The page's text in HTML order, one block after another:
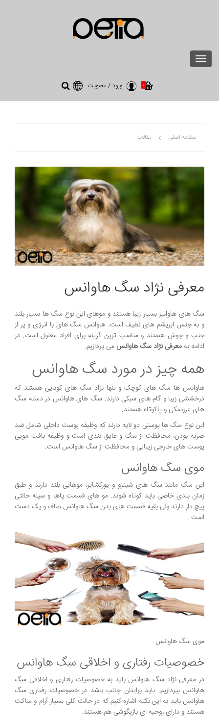
Toggle
navigation
0 ورود / عضویت
صفحه اصلی مقالات
معرفی نژاد سگ هاوانس
سگ های هاوانیز بسیار زیبا هستند و موهای این نوع سگ ها بسیار بلند
و به جنس ابریشم های لطیف است. هاوانس سگ های با انرژی و پر از
جنب و جوش هستند و مناسب ترین گزینه برای افراد معلول است. در
ادامه به معرفی نژاد سگ هاوانسمی پردازیم.
همه چیز در مورد سگ هاوانس
هاوانس ها سگ های کوچک و تنها نژاد سگ های کوبایی هستند که
درخششی زیبا و گام های سبکی دارند. سگ های هاوانس در دسته سگ
های عروسکی و پاکوتاه هستند.
این نوع سگ ها پوستی دو لایه دارند که وظیفه پوست داخلی شامل ضد
ضربه بودن، محافظت از سگ و عایق بندی است و وظیفه بافت مویی
پوست های خارجی زیبایی و محافظت از سگ هاوانس است.
موی سگ هاوانس
این سگ مانند سگ های شیتزو و یورکشایر، موهایی بلند دارند و طبق
زمان بندی خاصی باید کوتاه شوند. مو های قسمت پاها و سینه حالتی
پیچ دار دارند ولی بقیه قسمت های بدن سگ هاوانس صاف و یک دست
است .
موی سگ هاوانس
خصوصیات رفتاری و اخلاقی سگ هاوانس
در معرفی نژاد سگ هاوانس باید به خصوصیات رفتاری و اخلاقی سگ
هاوانس بپردازیم. باید برایتان جالب باشد در خصوصیات رفتاری سگ
هاوانس باید به این نکته اشاره کنیم که در حالت کلی بسیار آرام و ساکت
هستند و دارای روحیه ای بازیگوشی هم هستند.